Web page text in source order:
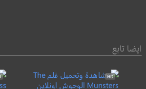
ايضا تابع